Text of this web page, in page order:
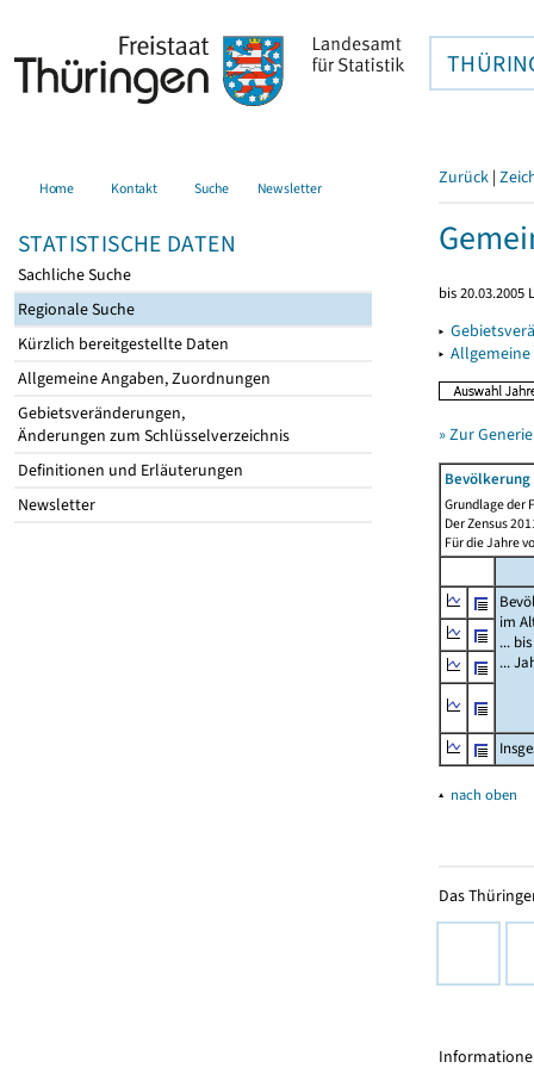
Home Kontakt Suche Newsletter
STATISTISCHE DATEN
Sachliche Suche
Regionale Suche
Kürzlich bereitgestellte Daten
Allgemeine Angaben, Zuordnungen
Gebietsveränderungen,
Änderungen zum Schlüsselverzeichnis
Definitionen und Erläuterungen
Newsletter
Zurück |
bis
▸
▸
» Zur
Grundlage der
Der Zensus
Für die Jahre
im
...
...
▴ nach oben
Das